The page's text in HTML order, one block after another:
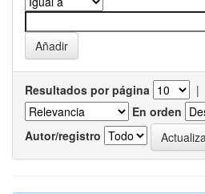
Resultados por página |
En orden
Autor/registro